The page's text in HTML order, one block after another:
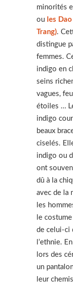
minorités
ou les
Trang).
distingue
femmes.
indigo en
seins
vagues,
étoiles …
indigo
beaux
ciselés.
indigo ou
ont
dû à la
avec de la
les
le
de celui-ci
l’ethnie.
lors des
un
leur